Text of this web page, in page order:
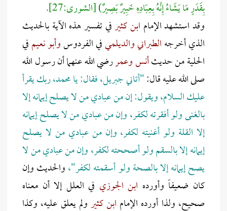
بِقَدَرٍ مَا يَشَاءُ إِنَّهُ بِعِبَادِهِ خَبِيرٌ بَصِيرٌ) [الشورى:27].
وقد استشهد الإمام ابن كثيرفي تفسير هذه الآية بالحديث
الذي أخرجهالطبراني والديلميفي الفردوسوأبو نعيمفي
الحلية من حديثأنس وعمررضي الله عنهما أن رسول الله
صلى الله عليه قال:"أتاني جبريل، فقال: يا محمد، ربك يقرأ
عليك السلام، ويقول: إن من عبادي من لا يصلح إيمانه إلا
بالغنى ولو أفقرته لكفر، وإن من عبادي من لا يصلح إيمانه
إلا القلة ولو أغنيته لكفر، وإن من عبادي من لا يصلح
إيمانه إلا بالسقم ولو أصححته لكفر، وإن من عبادي من لا
يصح إيمانه إلا بالصحة ولو أسقمته لكفر"،والحديث وإن
كان ضعيفاً وأورده ابن الجوزي في العلل إلا أن معناه
صحيح، ولذا أورده الإمام ابن كثيرولم يعلق عليه، وكذا